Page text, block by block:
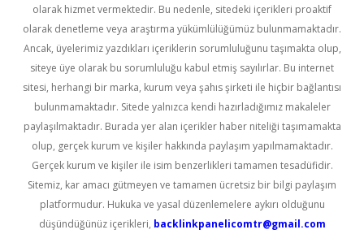
olarak hizmet vermektedir. Bu nedenle, sitedeki içerikleri proaktif
olarak denetleme veya araştırma yükümlülüğümüz bulunmamaktadır.
Ancak, üyelerimiz yazdıkları içeriklerin sorumluluğunu taşımakta olup,
siteye üye olarak bu sorumluluğu kabul etmiş sayılırlar. Bu internet
sitesi, herhangi bir marka, kurum veya şahıs şirketi ile hiçbir bağlantısı
bulunmamaktadır. Sitede yalnızca kendi hazırladığımız makaleler
paylaşılmaktadır. Burada yer alan içerikler haber niteliği taşımamakta
olup, gerçek kurum ve kişiler hakkında paylaşım yapılmamaktadır.
Gerçek kurum ve kişiler ile isim benzerlikleri tamamen tesadüfidir.
Sitemiz, kar amacı gütmeyen ve tamamen ücretsiz bir bilgi paylaşım
platformudur. Hukuka ve yasal düzenlemelere aykırı olduğunu
düşündüğünüz içerikleri, backlinkpanelicomtr@gmail.com